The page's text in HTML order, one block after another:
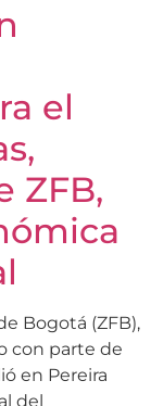
el
ZFB,
Bogotá (ZFB),
con parte de
en Pereira
del